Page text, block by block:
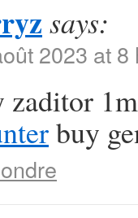
says:
2023 at 8
zaditor
buy